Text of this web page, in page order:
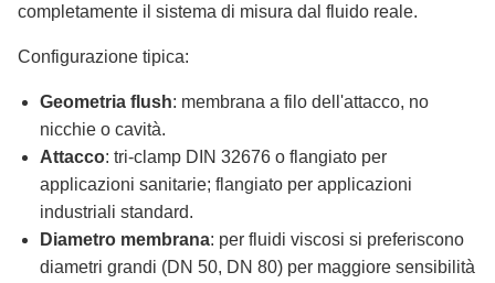
completamente il sistema di misura dal fluido reale.
Configurazione tipica:
Geometria flush: membrana a filo dell'attacco, no
nicchie o cavità.
Attacco: tri-clamp DIN 32676 o flangiato per
applicazioni sanitarie; flangiato per applicazioni
industriali standard.
Diametro membrana: per fluidi viscosi si preferiscono
diametri grandi (DN 50, DN 80) per maggiore sensibilità